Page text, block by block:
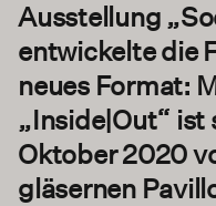
Ausstellung
entwickelte die
neues Format:
„Inside|Out“ ist
Oktober 2020
gläsernen